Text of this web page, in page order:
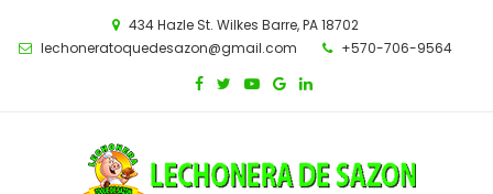
434 Hazle St. Wilkes Barre, PA 18702
lechoneratoquedesazon@gmail.com
+570-706-9564